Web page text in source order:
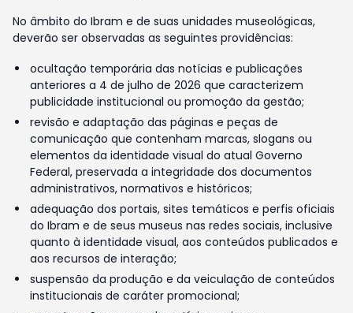
No âmbito do Ibram e de suas unidades museológicas,
deverão ser observadas as seguintes providências:
ocultação temporária das notícias e publicações
anteriores a 4 de julho de 2026 que caracterizem
publicidade institucional ou promoção da gestão;
revisão e adaptação das páginas e peças de
comunicação que contenham marcas, slogans ou
elementos da identidade visual do atual Governo
Federal, preservada a integridade dos documentos
administrativos, normativos e históricos;
adequação dos portais, sites temáticos e perfis oficiais
do Ibram e de seus museus nas redes sociais, inclusive
quanto à identidade visual, aos conteúdos publicados e
aos recursos de interação;
suspensão da produção e da veiculação de conteúdos
institucionais de caráter promocional;